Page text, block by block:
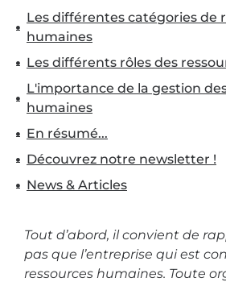
Les différentes catégories de
humaines
Les différents rôles des
L'importance de la gestion
humaines
En résumé...
Découvrez notre newsletter !
News & Articles
Tout d’abord, il convient de
pas que l’entreprise qui est
ressources humaines. Toute